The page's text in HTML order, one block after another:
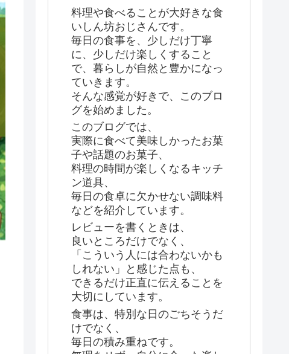
料理や食べることが大好きな食
いしん坊おじさんです。
毎日の食事を、少しだけ丁寧
に、少しだけ楽しくすること
で、暮らしが自然と豊かになっ
ていきます。
そんな感覚が好きで、このブロ
グを始めました。
このブログでは、
実際に食べて美味しかったお菓
子や話題のお菓子、
料理の時間が楽しくなるキッチ
ン道具、
毎日の食卓に欠かせない調味料
などを紹介しています。
レビューを書くときは、
良いところだけでなく、
「こういう人には合わないかも
しれない」と感じた点も、
できるだけ正直に伝えることを
大切にしています。
食事は、特別な日のごちそうだ
けでなく、
毎日の積み重ねです。